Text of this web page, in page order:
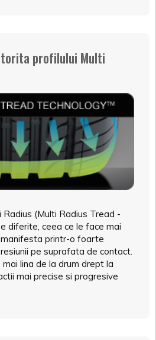
profilului Multi
(Multi Radius Tread -
diferite, ceea ce le face mai
printr-o foarte
pe suprafata de contact.
lina de la drum drept la
mai precise si progresive